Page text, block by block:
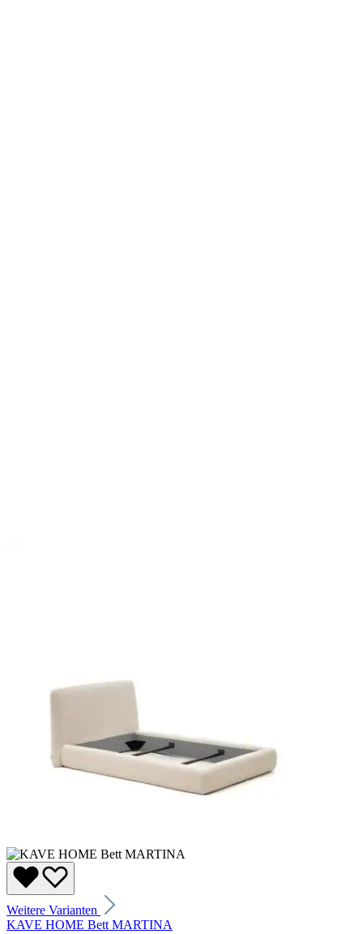
Weitere Varianten
KAVE HOME Bett MARTINA